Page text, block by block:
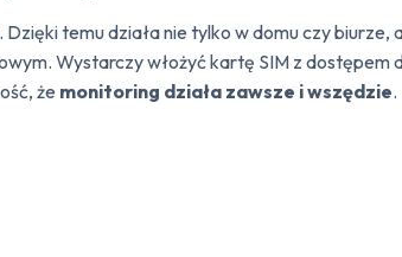
. Dzięki temu działa nie tylko w domu czy
Wystarczy włożyć kartę SIM z dostępem
że monitoring działa zawsze i wszędzie.